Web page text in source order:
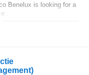
Benelux is looking for a